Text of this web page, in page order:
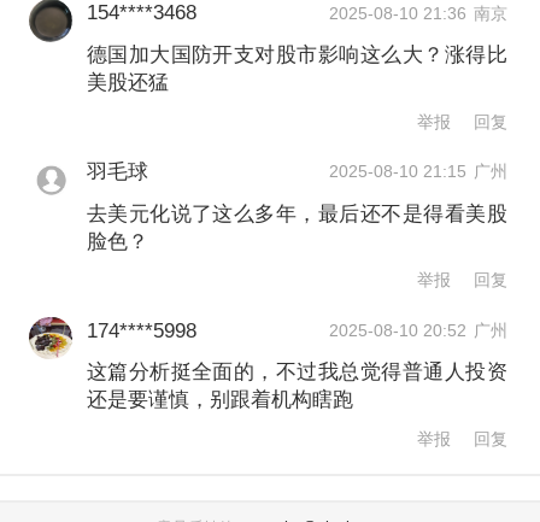
关键是，今年美股的反弹在很大程度上
得益于科技巨头，美股当前的集中度处
于极高水平。在标普500成分股中，创历
百分位，说明当前市场的反弹集中在少
数头部公司。
谭思德对记者表示，当前瑞士百达已将
美国经济增长率平均下调至1.8%（从
2.1%），上调欧元区增速至1.5%。随着
欧洲经济的改善，“美国例外论”可能逐渐
154****3468 2025-08-10 21:36 南京
德国加大国防开支对股市影响这么大？涨得比
美股还猛
举报 回复
羽毛球 2025-08-10 21:15 广州
去美元化说了这么多年，最后还不是得看美股
脸色？
举报 回复
174****5998 2025-08-10 20:52 广州
这篇分析挺全面的，不过我总觉得普通人投资
还是要谨慎，别跟着机构瞎跑
举报 回复